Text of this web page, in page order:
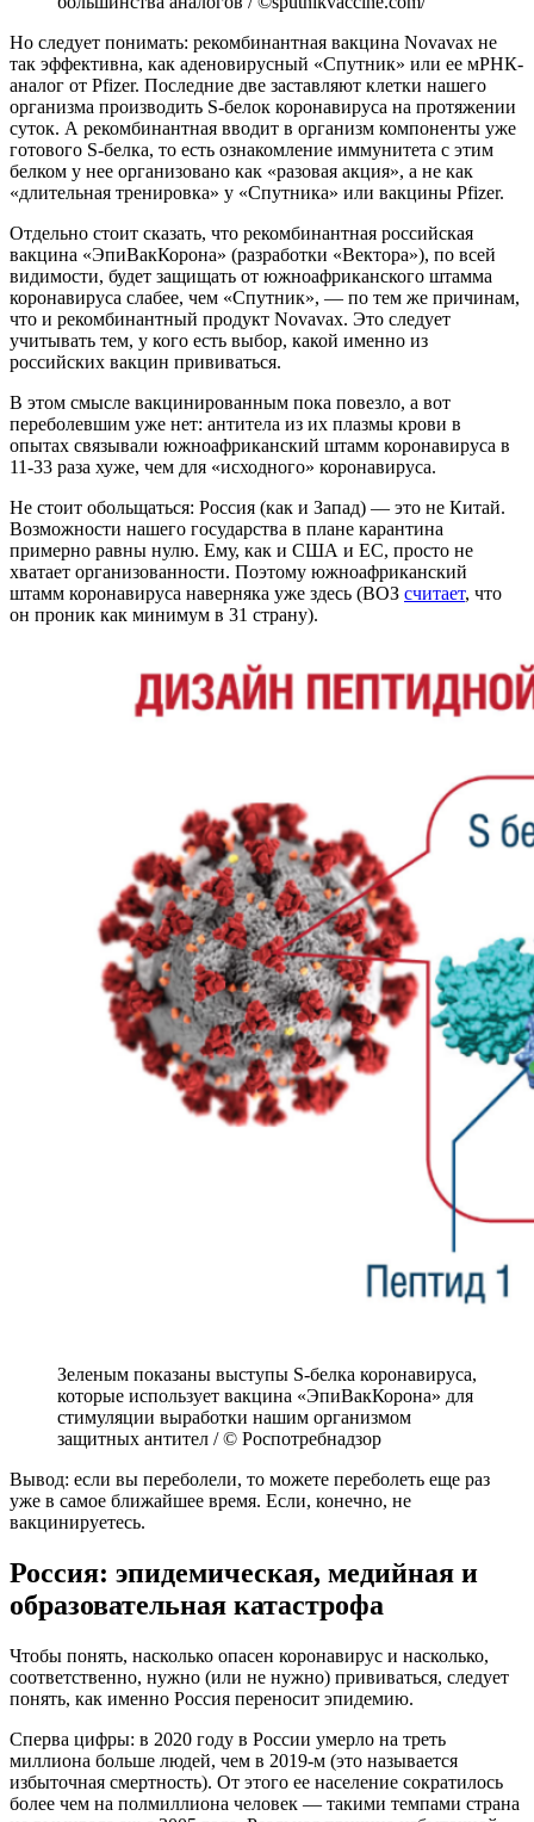
Но следует понимать: рекомбинантная вакцина Novavax не
так эффективна, как аденовирусный «Спутник» или ее мРНК-
аналог от Pfizer. Последние две заставляют клетки нашего
организма производить S-белок коронавируса на протяжении
суток. А рекомбинантная вводит в организм компоненты уже
готового S-белка, то есть ознакомление иммунитета с этим
белком у нее организовано как «разовая акция», а не как
«длительная тренировка» у «Спутника» или вакцины Pfizer.
Отдельно стоит сказать, что рекомбинантная российская
вакцина «ЭпиВакКорона» (разработки «Вектора»), по всей
видимости, будет защищать от южноафриканского штамма
коронавируса слабее, чем «Спутник», — по тем же причинам,
что и рекомбинантный продукт Novavax. Это следует
учитывать тем, у кого есть выбор, какой именно из
российских вакцин прививаться.
В этом смысле вакцинированным пока повезло, а вот
переболевшим уже нет: антитела из их плазмы крови в
опытах связывали южноафриканский штамм коронавируса в
11-33 раза хуже, чем для «исходного» коронавируса.
Не стоит обольщаться: Россия (как и Запад) — это не Китай.
Возможности нашего государства в плане карантина
примерно равны нулю. Ему, как и США и ЕС, просто не
хватает организованности. Поэтому южноафриканский
штамм коронавируса наверняка уже здесь (ВОЗ считает, что
он проник как минимум в 31 страну).
Зеленым показаны выступы S-белка коронавируса,
которые использует вакцина «ЭпиВакКорона» для
стимуляции выработки нашим организмом
защитных антител / © Роспотребнадзор
Вывод: если вы переболели, то можете переболеть еще раз
уже в самое ближайшее время. Если, конечно, не
вакцинируетесь.
Россия: эпидемическая, медийная и
образовательная катастрофа
Чтобы понять, насколько опасен коронавирус и насколько,
соответственно, нужно (или не нужно) прививаться, следует
понять, как именно Россия переносит эпидемию.
Сперва цифры: в 2020 году в России умерло на треть
миллиона больше людей, чем в 2019-м (это называется
избыточная смертность). От этого ее население сократилось
более чем на полмиллиона человек — такими темпами страна